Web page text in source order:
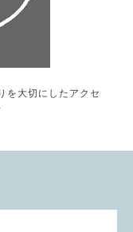
を大切にしたアクセ